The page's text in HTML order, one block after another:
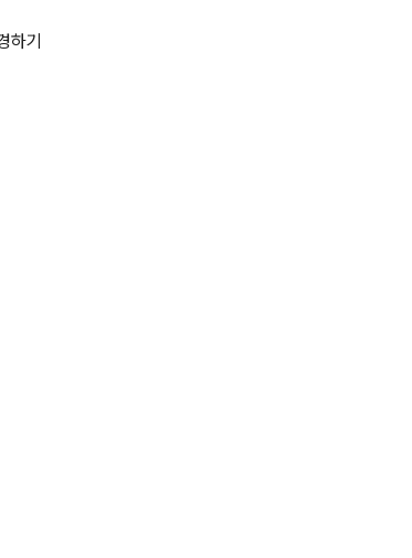
. ( ) 에 알맞은 색채를 쓰시
하기